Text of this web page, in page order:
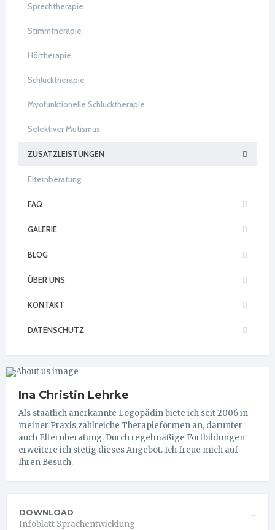
Sprechtherapie
Stimmtherapie
Hörtherapie
Schlucktherapie
Myofunktionelle Schlucktherapie
Selektiver Mutismus
ZUSATZLEISTUNGEN
Elternberatung
FAQ
GALERIE
BLOG
ÜBER UNS
KONTAKT
DATENSCHUTZ
Ina Christin Lehrke
Als staatlich anerkannte Logopädin biete ich seit 2006 in
meiner Praxis zahlreiche Therapieformen an, darunter
auch Elternberatung. Durch regelmäßige Fortbildungen
erweitere ich stetig dieses Angebot. Ich freue mich auf
Ihren Besuch.
DOWNLOAD
Infoblatt Sprachentwicklung